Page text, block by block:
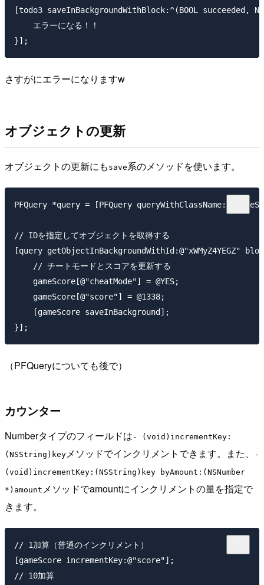
[todo3 saveInBackgroundWithBlock:^(BOOL succeeded,
    エラーになる！！
さすがにエラーになりますw
オブジェクトの更新
オブジェクトの更新にも save系のメソッドを使います。
PFQuery *query = [PFQuery
// IDを指定してオブジェクトを取得する
[query getObjectInBackgroundWithId:@"xWMyZ4YEGZ"
    // チートモードとスコアを更新する
    gameScore[@"cheatMode"] = @YES;
    gameScore[@"score"] = @1338;
    [gameScore saveInBackground];
（PFQueryについても後で）
カウンター
Numberタイプのフィールドは - (void)incrementKey:
(NSString)keyメソッドでインクリメントできます。また、
-
(void)incrementKey:(NSString)key byAmount:(NSNumber
*)amount メソッドでamountにインクリメントの量を指定で
きます。
// 1加算（普通のインクリメント）
[gameScore incrementKey:@"score"];
// 10加算